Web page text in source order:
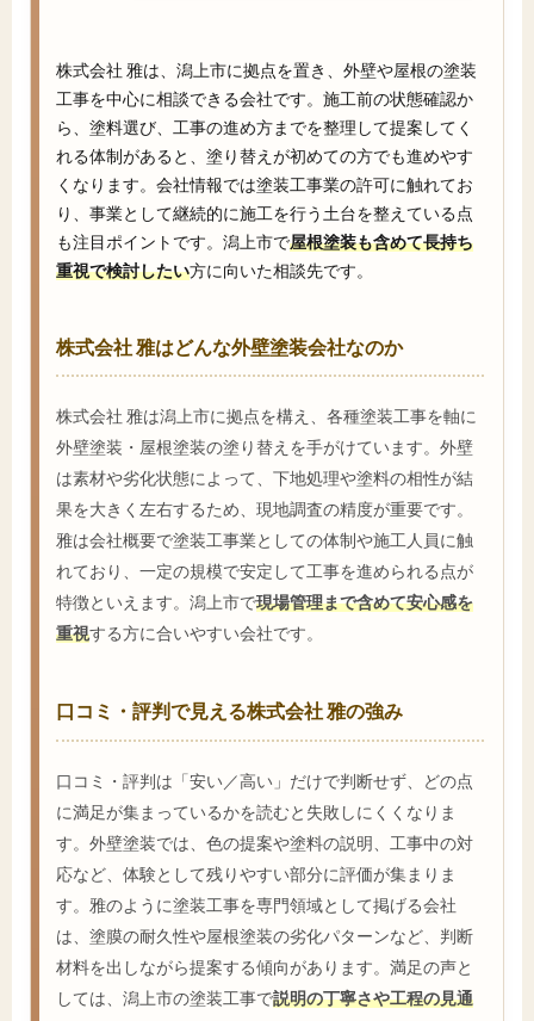
株式会社 雅は、潟上市に拠点を置き、外壁や屋根の塗装
工事を中心に相談できる会社です。施工前の状態確認か
ら、塗料選び、工事の進め方までを整理して提案してく
れる体制があると、塗り替えが初めての方でも進めやす
くなります。会社情報では塗装工事業の許可に触れてお
り、事業として継続的に施工を行う土台を整えている点
も注目ポイントです。潟上市で屋根塗装も含めて長持ち
重視で検討したい方に向いた相談先です。
株式会社 雅はどんな外壁塗装会社なのか
株式会社 雅は潟上市に拠点を構え、各種塗装工事を軸に
外壁塗装・屋根塗装の塗り替えを手がけています。外壁
は素材や劣化状態によって、下地処理や塗料の相性が結
果を大きく左右するため、現地調査の精度が重要です。
雅は会社概要で塗装工事業としての体制や施工人員に触
れており、一定の規模で安定して工事を進められる点が
特徴といえます。潟上市で現場管理まで含めて安心感を
重視する方に合いやすい会社です。
口コミ・評判で見える株式会社 雅の強み
口コミ・評判は「安い／高い」だけで判断せず、どの点
に満足が集まっているかを読むと失敗しにくくなりま
す。外壁塗装では、色の提案や塗料の説明、工事中の対
応など、体験として残りやすい部分に評価が集まりま
す。雅のように塗装工事を専門領域として掲げる会社
は、塗膜の耐久性や屋根塗装の劣化パターンなど、判断
材料を出しながら提案する傾向があります。満足の声と
しては、潟上市の塗装工事で説明の丁寧さや工程の見通